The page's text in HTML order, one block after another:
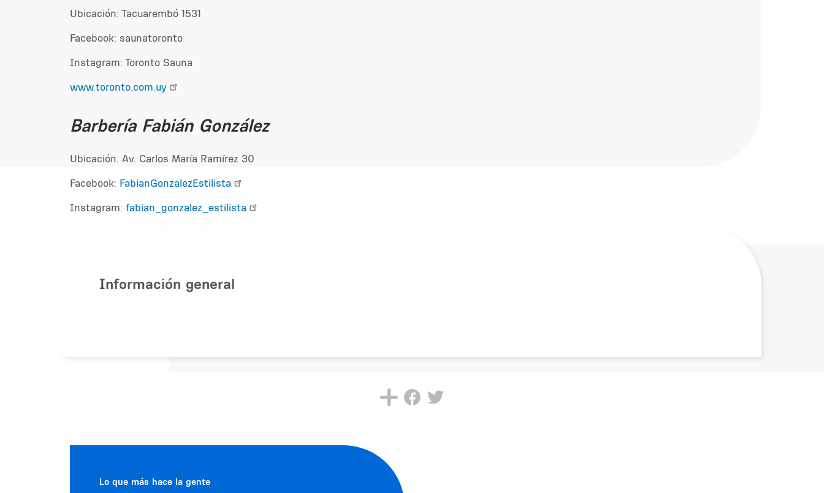
Ubicación: Tacuarembó 1531
Facebook: saunatoronto
Instagram: Toronto Sauna
www.toronto.com.uy
Barbería Fabián González
Ubicación. Av. Carlos María Ramírez 30
Facebook: FabianGonzalezEstilista
Instagram: fabian_gonzalez_estilista
Información general
Lo que más hace la gente